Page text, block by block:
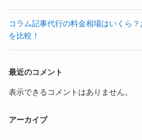
コラム記事代行の料金相場はいくら
を比較！
最近のコメント
表示できるコメントはありません。
アーカイブ